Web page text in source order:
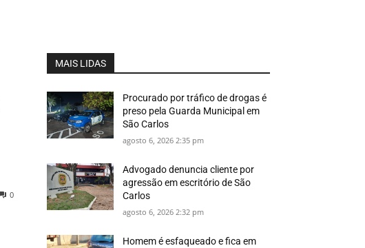
0
MAIS LIDAS
Procurado por tráfico de drogas é
preso pela Guarda Municipal em
São Carlos
agosto 6, 2026 2:35 pm
Advogado denuncia cliente por
agressão em escritório de São
Carlos
agosto 6, 2026 2:32 pm
Homem é esfaqueado e fica em